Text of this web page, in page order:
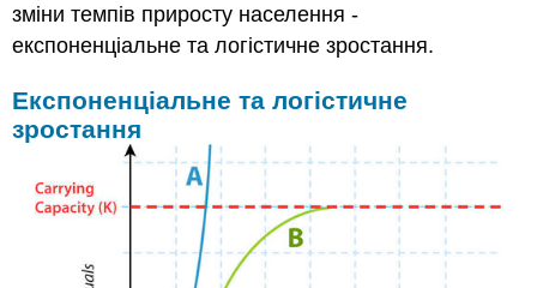
зміни темпів приросту населення -
експоненціальне та логістичне зростання.
Експоненціальне та логістичне
зростання